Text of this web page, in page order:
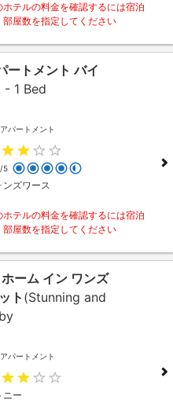
ホテルの料金を確認するには宿泊
部屋数を指定してください
ートメント バイ
1 Bed
アパートメント
/5
ンズワース
ホテルの料金を確認するには宿泊
部屋数を指定してください
ーム イン ワンズ
ト (Stunning and
アパートメント
ニー